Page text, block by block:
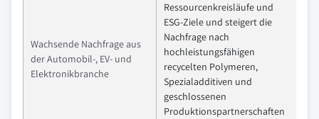
Wachsende Nachfrage aus
der Automobil-, EV- und
Elektronikbranche
Ressourcenkreisläufe und
ESG-Ziele und steigert die
Nachfrage nach
hochleistungsfähigen
recycelten Polymeren,
Spezialadditiven und
geschlossenen
Produktionspartnerschaften